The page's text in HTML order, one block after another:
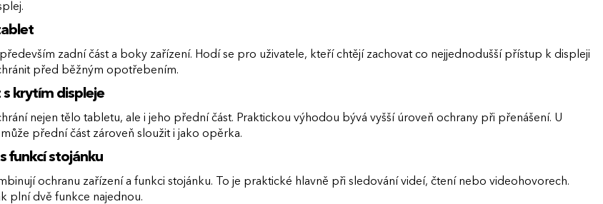
zadní část a boky zařízení. Hodí se pro uživatele, kteří chtějí zachovat co nejjednodušší přístup k displeji
před běžným opotřebením.
krytím displeje
nejen tělo tabletu, ale i jeho přední část. Praktickou výhodou bývá vyšší úroveň ochrany při přenášení. U
přední část zároveň sloužit i jako opěrka.
funkcí stojánku
ochranu zařízení a funkci stojánku. To je praktické hlavně při sledování videí, čtení nebo videohovorech.
plní dvě funkce najednou.